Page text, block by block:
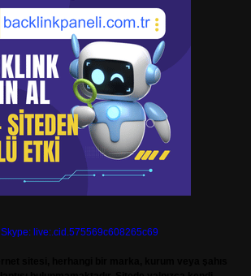
Skype: live:.cid.575569c608265c69